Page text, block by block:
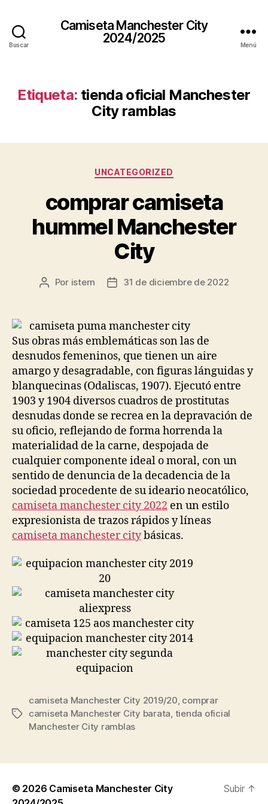
Buscar
Camiseta Manchester City
2024/2025
Menú
Etiqueta: tienda oficial Manchester
City ramblas
Categorías
UNCATEGORIZED
comprar camiseta
hummel Manchester
City
Autor
entrada
Por istern
Fecha
entrada
31 de diciembre de 2022
Sus obras más emblemáticas son las de
desnudos femeninos, que tienen un aire
amargo y desagradable, con figuras lánguidas y
blanquecinas (Odaliscas, 1907). Ejecutó entre
1903 y 1904 diversos cuadros de prostitutas
desnudas donde se recrea en la depravación de
su oficio, reflejando de forma horrenda la
materialidad de la carne, despojada de
cualquier componente ideal o moral, con un
sentido de denuncia de la decadencia de la
sociedad procedente de su ideario neocatólico,
camiseta manchester city 2022 en un estilo
expresionista de trazos rápidos y líneas
camiseta manchester citybásicas.
Etiquetas
camiseta Manchester City 2019/20, comprar
camiseta Manchester City barata, tienda oficial
Manchester City ramblas
© 2026 Camiseta Manchester City
Subir ↑